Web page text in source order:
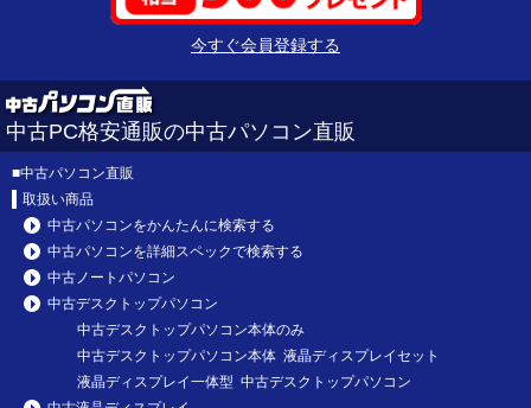
今すぐ会員登録する
中古PC格安通販の中古パソコン直販
■中古パソコン直販
取扱い商品
中古パソコンをかんたんに検索する
中古パソコンを詳細スペックで検索する
中古ノートパソコン
中古デスクトップパソコン
中古デスクトップパソコン本体のみ
中古デスクトップパソコン本体 液晶ディスプレイセット
液晶ディスプレイ一体型 中古デスクトップパソコン